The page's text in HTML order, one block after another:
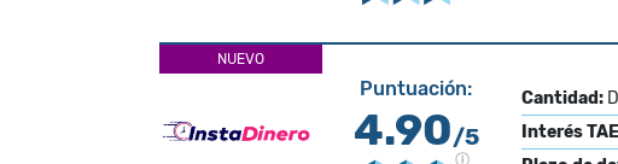
NUEVO
Puntuación:
4.90/5
Cantidad:
Interés